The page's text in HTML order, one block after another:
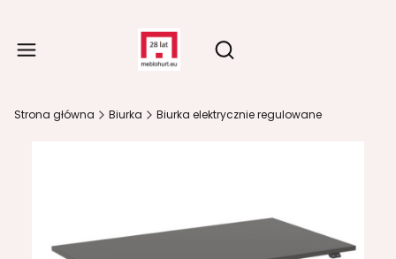
Otwórz wyszukiwarkę
Strona główna Biurka Biurka elektrycznie regulowane